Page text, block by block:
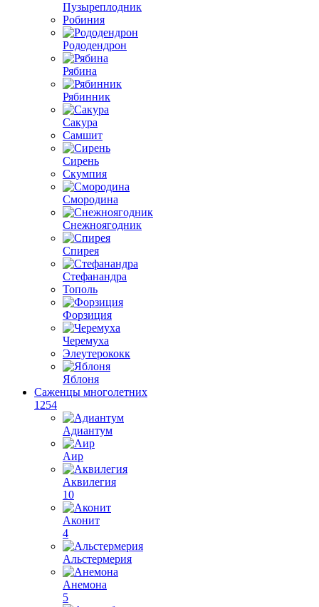
Пузыреплодник
Робиния
Рододендрон
Рябина
Рябинник
Сакура
Самшит
Сирень
Скумпия
Смородина
Снежноягодник
Спирея
Стефанандра
Тополь
Форзиция
Черемуха
Элеутерококк
Яблоня
Саженцы многолетних
1254
Адиантум
Аир
Аквилегия
10
Аконит
4
Альстермерия
Анемона
5